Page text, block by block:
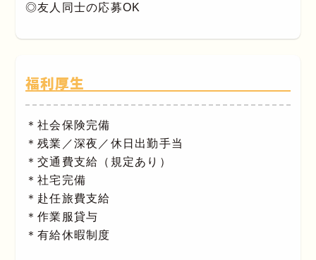
◎友人同士の応募OK
福利厚生
＊社会保険完備
＊残業／深夜／休日出勤手当
＊交通費支給（規定あり）
＊社宅完備
＊赴任旅費支給
＊作業服貸与
＊有給休暇制度